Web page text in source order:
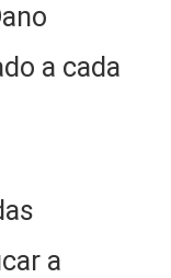
a cada
a